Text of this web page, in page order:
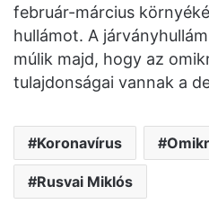
február-március
hullámot. A
múlik majd, hogy az
tulajdonságai vannak a
Koronavírus
Rusvai Miklós